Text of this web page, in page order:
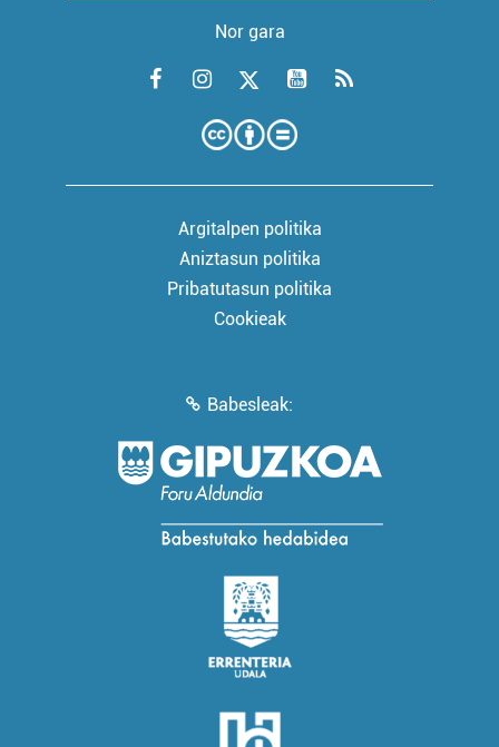
Nor gara
Argitalpen politika
Aniztasun politika
Pribatutasun politika
Cookieak
Babesleak: